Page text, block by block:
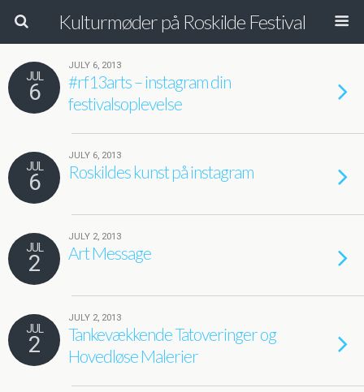
Kulturmøder på Roskilde Festival
JUL
6
JULY 6, 2013
#rf13arts – instagram din
festivalsoplevelse
JUL
6
JULY 6, 2013
Roskildes kunst på instagram
JUL
2
JULY 2, 2013
Art Message
JUL
2
JULY 2, 2013
Tankevækkende Tatoveringer og
Hovedløse Malerier